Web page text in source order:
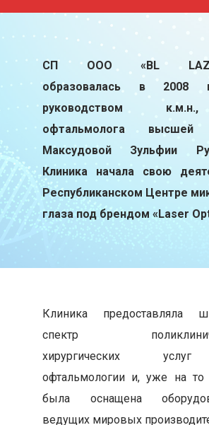
СП ООО «BL
образовалась в 2008
руководством
офтальмолога высшей
Максудовой Зульфии
Клиника начала свою
Республиканском Центре
глаза под брендом «Laser
Клиника предоставляла
спектр
хирургических
офтальмологии и, уже на то
была оснащена
ведущих мировых